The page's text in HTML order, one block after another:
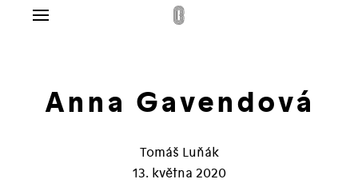
Menu
Anna Gavendová
Tomáš Luňák
13. května 2020